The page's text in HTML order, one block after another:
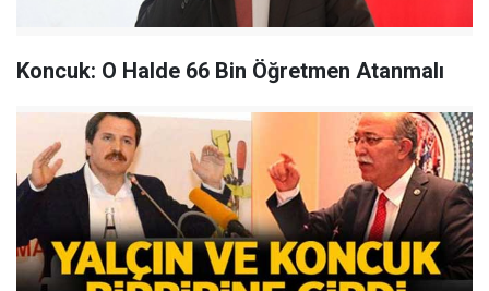
Koncuk: O Halde 66 Bin Öğretmen Atanmalı